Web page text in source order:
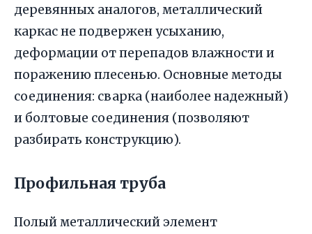
деревянных аналогов, металлический
каркас не подвержен усыханию,
деформации от перепадов влажности и
поражению плесенью. Основные методы
соединения: сварка (наиболее надежный)
и болтовые соединения (позволяют
разбирать конструкцию).
Профильная труба
Полый металлический элемент